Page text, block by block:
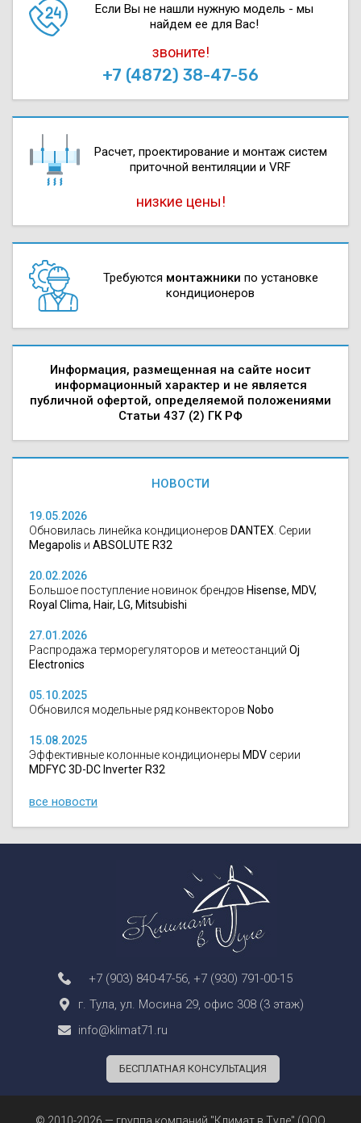
Если Вы не нашли нужную модель - мы
найдем ее для Вас!
звоните!
+7 (4872) 38-47-56
Расчет, проектирова­ние и монтаж систем
приточной вентиляции и VRF
низкие цены!
Требуются монтажники по установке
кондиционеров
Информация, размещенная на сайте носит
информационный характер и не является
публичной офертой, определяемой положениями
Статьи 437 (2) ГК РФ
НОВОСТИ
19.05.2026
Обновилась линейка кондиционеров DANTEX . Серии
Megapolis и ABSOLUTE R32
20.02.2026
Большое поступление новинок брендов Hisense, MDV,
Royal Clima, Hair, LG, Mitsubishi
27.01.2026
Распродажа терморегуляторов и метеостанций Oj
Electronics
05.10.2025
Обновился модельные ряд конвекторов Nobo
15.08.2025
Эффективные колонные кондиционеры MDV серии
MDFYC 3D-DC Inverter R32
все новости
+7 (903) 840-47-56 +7 (930) 791-00-15
г. Тула, ул. Мосина 29, офис 308 (3 этаж)
info@klimat71.ru
БЕСПЛАТНАЯ КОНСУЛЬТАЦИЯ
© 2010-2026 — группа компаний "Климат в Туле" (ООО